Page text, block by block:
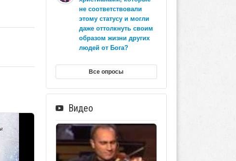
не соответствовали
этому статусу и могли
даже оттолкнуть своим
образом жизни других
людей от Бога?
Все опросы
Видео